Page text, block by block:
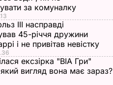
за комуналку
III насправді
45-річчя дружини
і не привітав невістку
ексзірка "ВІА Гри"
вигляд вона має зараз?